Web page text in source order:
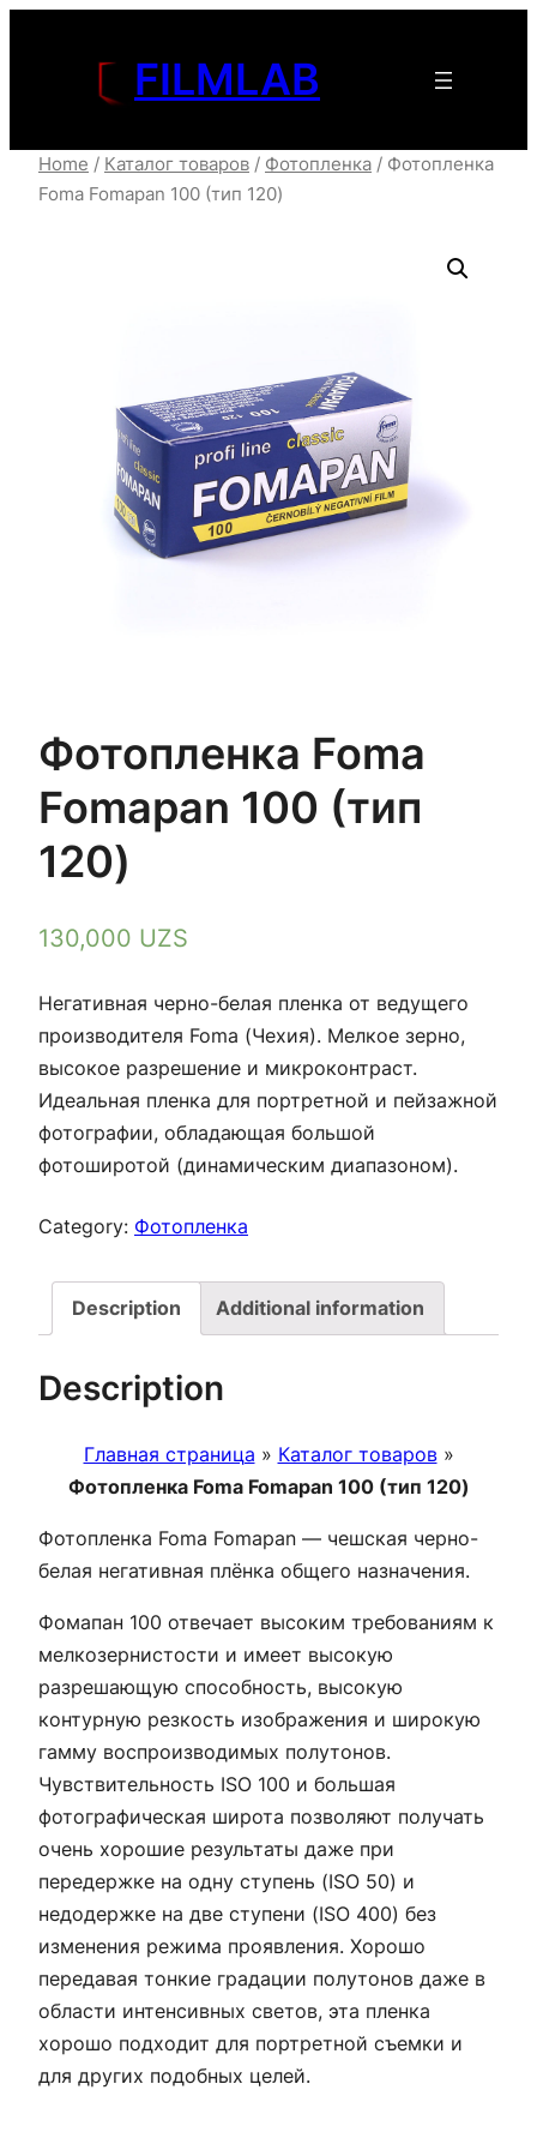
содержимомуFILMLAB
Home / Каталог товаров / Фотопленка / Фотопленка
Foma Fomapan 100 (тип 120)
Фотопленка Foma
Fomapan 100 (тип
120)
130,000 UZS
Негативная черно-белая пленка от ведущего
производителя Foma (Чехия). Мелкое зерно,
высокое разрешение и микроконтраст.
Идеальная пленка для портретной и пейзажной
фотографии, обладающая большой
фотоширотой (динамическим диапазоном).
Category: Фотопленка
Description Additional information
Description
Главная страница » Каталог товаров»
Фотопленка Foma Fomapan 100 (тип 120)
Фотопленка Foma Fomapan — чешская черно-
белая негативная плёнка общего назначения.
Фомапан 100 отвечает высоким требованиям к
мелкозернистости и имеет высокую
разрешающую способность, высокую
контурную резкость изображения и широкую
гамму воспроизводимых полутонов.
Чувствительность ISO 100 и большая
фотографическая широта позволяют получать
очень хорошие результаты даже при
передержке на одну ступень (ISO 50) и
недодержке на две ступени (ISO 400) без
изменения режима проявления. Хорошо
передавая тонкие градации полутонов даже в
области интенсивных светов, эта пленка
хорошо подходит для портретной съемки и
для других подобных целей.